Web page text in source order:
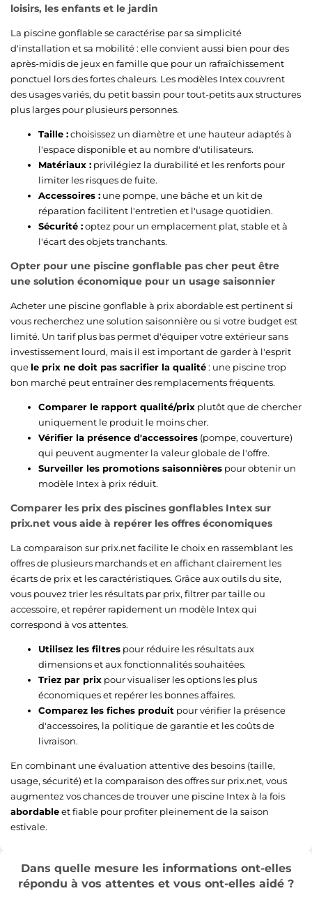
loisirs, les enfants et le jardin
La piscine gonflable se caractérise par sa simplicité
d'installation et sa mobilité : elle convient aussi bien pour des
après-midis de jeux en famille que pour un rafraîchissement
ponctuel lors des fortes chaleurs. Les modèles Intex couvrent
des usages variés, du petit bassin pour tout-petits aux structures
plus larges pour plusieurs personnes.
Taille :choisissez un diamètre et une hauteur adaptés à
l'espace disponible et au nombre d'utilisateurs.
Matériaux : privilégiez la durabilité et les renforts pour
limiter les risques de fuite.
Accessoires : une pompe, une bâche et un kit de
réparation facilitent l'entretien et l'usage quotidien.
Sécurité :optez pour un emplacement plat, stable et à
l'écart des objets tranchants.
Opter pour une piscine gonflable pas cher peut être
une solution économique pour un usage saisonnier
Acheter une piscine gonflable à prix abordable est pertinent si
vous recherchez une solution saisonnière ou si votre budget est
limité. Un tarif plus bas permet d'équiper votre extérieur sans
investissement lourd, mais il est important de garder à l'esprit
que le prix ne doit pas sacrifier la qualité: une piscine trop
bon marché peut entraîner des remplacements fréquents.
Comparer le rapport qualité/prix plutôt que de chercher
uniquement le produit le moins cher.
Vérifier la présence d'accessoires (pompe, couverture)
qui peuvent augmenter la valeur globale de l'offre.
Surveiller les promotions saisonnières pour obtenir un
modèle Intex à prix réduit.
Comparer les prix des piscines gonflables Intex sur
prix.net vous aide à repérer les offres économiques
La comparaison sur prix.net facilite le choix en rassemblant les
offres de plusieurs marchands et en affichant clairement les
écarts de prix et les caractéristiques. Grâce aux outils du site,
vous pouvez trier les résultats par prix, filtrer par taille ou
accessoire, et repérer rapidement un modèle Intex qui
correspond à vos attentes.
Utilisez les filtres pour réduire les résultats aux
dimensions et aux fonctionnalités souhaitées.
Triez par prix pour visualiser les options les plus
économiques et repérer les bonnes affaires.
Comparez les fiches produit pour vérifier la présence
d'accessoires, la politique de garantie et les coûts de
livraison.
En combinant une évaluation attentive des besoins (taille,
usage, sécurité) et la comparaison des offres sur prix.net, vous
augmentez vos chances de trouver une piscine Intex à la fois
abordableet fiable pour profiter pleinement de la saison
estivale.
Dans quelle mesure les informations ont-elles
répondu à vos attentes et vous ont-elles aidé ?